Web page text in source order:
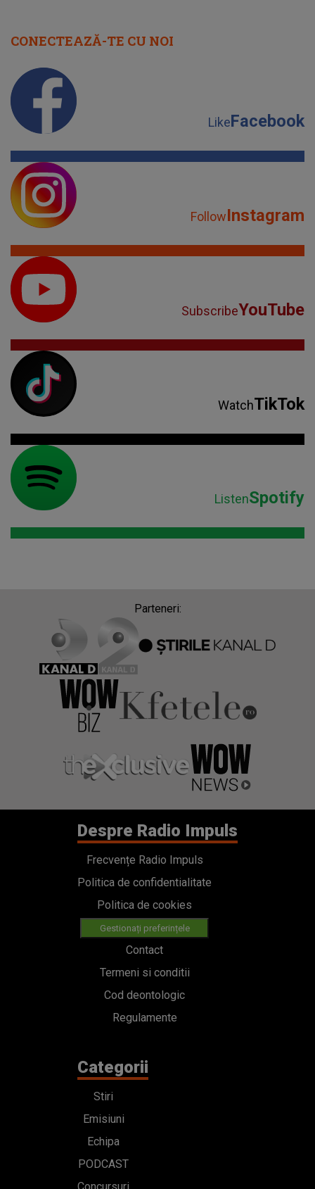
CONECTEAZĂ-TE CU NOI
LikeFacebook
FollowInstagram
SubscribeYouTube
WatchTikTok
ListenSpotify
Parteneri:
Despre Radio Impuls
Frecvențe Radio Impuls
Politica de confidentialitate
Politica de cookies
Gestionați preferințele
Contact
Termeni si conditii
Cod deontologic
Regulamente
Categorii
Stiri
Emisiuni
Echipa
PODCAST